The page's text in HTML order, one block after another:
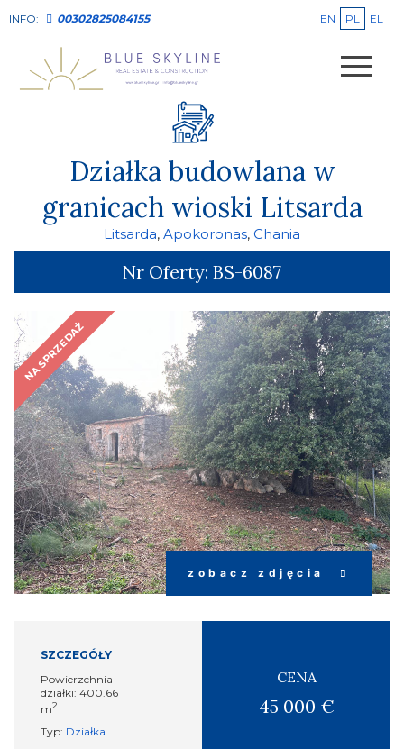
INFO: 00302825084155 EN PL EL
Działka budowlana w
granicach wioski Litsarda
Litsarda, Apokoronas, Chania
Nr Oferty: BS-6087
zobacz zdjęcia
NA SPRZEDAŻ
SZCZEGÓŁY
Powierzchnia
działki: 400.66
m2
Typ: Działka
CENA
45 000 €